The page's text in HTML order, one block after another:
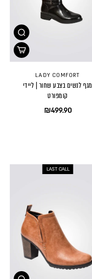
LADY COMFORT
מגף לנשים בצבע שחור | ליידי
קומפורט
₪499.90
LAST CALL